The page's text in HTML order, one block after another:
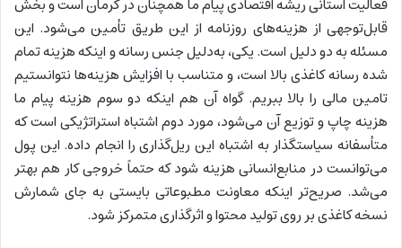
فعالیت استانی ریشه اقتصادی پیام ما همچنان در کرمان است و بخش
قابل‌توجهی از هزینه‌های روزنامه از این طریق تأمین می‌شود. این
مسئله به دو دلیل است. یکی، به‌دلیل جنس رسانه و اینکه هزینه تمام
شده رسانه کاغذی بالا است، و متناسب با افزایش هزینه‌ها نتوانستیم
تامین مالی را بالا ببریم. گواه آن هم اینکه دو سوم هزینه پیام ما
هزینه چاپ و توزیع آن می‌شود، مورد دوم اشتباه استراتژیکی است که
متأسفانه سیاستگذار به اشتباه این ریل‌گذاری را انجام داده. این پول
می‌توانست در منابع‌انسانی هزینه شود که حتماً خروجی کار هم بهتر
می‌شد. صریح‌تر اینکه معاونت مطبوعاتی بایستی به جای شمارش
نسخه کاغذی بر روی تولید محتوا و اثرگذاری متمرکز شود.